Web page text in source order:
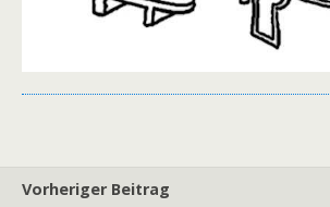
Vorheriger Beitrag